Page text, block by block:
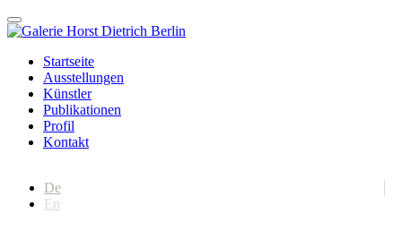
Startseite
Ausstellungen
Künstler
Publikationen
Profil
Kontakt
De
En